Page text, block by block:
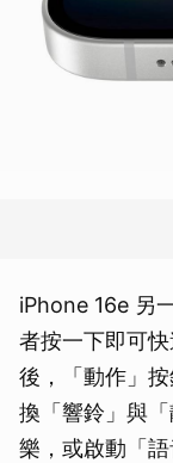
iPhone 16e 另
者按一下即可
後，「動作」
換「響鈴」與
樂，或啟動「